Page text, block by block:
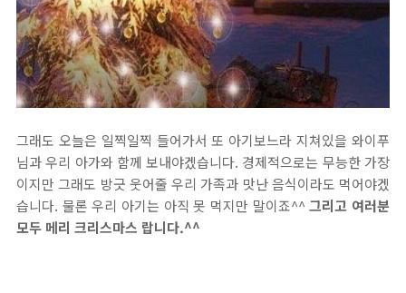
그래도 오늘은 일찍일찍 들어가서 또 아기보느라 지쳐있을 와이푸
님과 우리 아가와 함께 보내야겠습니다. 경제적으로는 무능한 가장
이지만 그래도 방긋 웃어줄 우리 가족과 맛난 음식이라도 먹어야겠
습니다. 물론 우리 아기는 아직 못 먹지만 말이죠^^그리고 여러분
모두 메리 크리스마스 랍니다.^^